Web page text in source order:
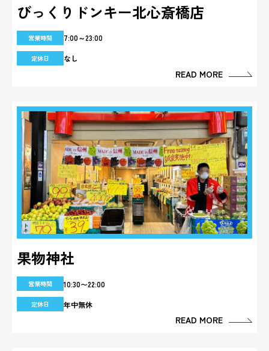
びっくりドンキー北心斎橋店
営業時間 7:00～23:00
定休日 なし
READ MORE
果物神社
営業時間 10:30〜22:00
定休日 年中無休
READ MORE